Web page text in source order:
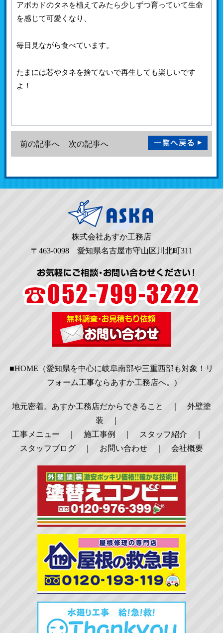
アボカドのタネを植えてみたら少しずつ育っていて生命
を感じて可愛くなり、
毎日見ながら食べています。
たまには芯やタネを捨てないで再生しても楽しいです
よ！
前の記事へ 次の記事へ
株式会社あすか工務店
〒463-0098 愛知県名古屋市守山区川北町311
■HOME（愛知県を中心に岐阜南部や三重西部も対象！リ
フォーム工事ならあすか工務店へ。)
地元密着。あすか工務店だからできること
外壁塗
装
工事メニュー
施工事例 スタッフ紹介
スタッフブログ
お問い合わせ 会社概要